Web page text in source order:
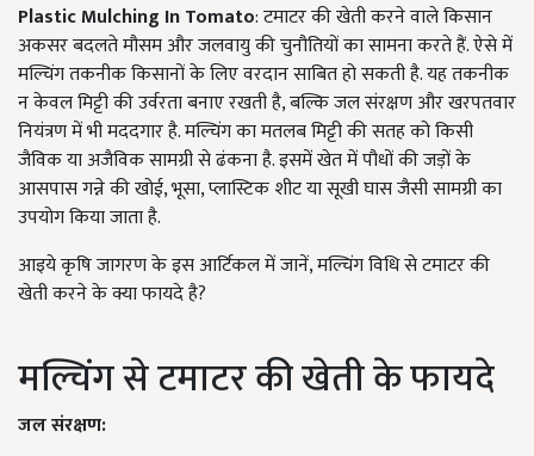
Plastic Mulching In Tomato: टमाटर की खेती करने वाले किसान
अकसर बदलते मौसम और जलवायु की चुनौतियों का सामना करते हैं. ऐसे में
मल्चिंग तकनीक किसानों के लिए वरदान साबित हो सकती है. यह तकनीक
न केवल मिट्टी की उर्वरता बनाए रखती है, बल्कि जल संरक्षण और खरपतवार
नियंत्रण में भी मददगार है. मल्चिंग का मतलब मिट्टी की सतह को किसी
जैविक या अजैविक सामग्री से ढंकना है. इसमें खेत में पौधों की जड़ों के
आसपास गन्ने की खोई, भूसा, प्लास्टिक शीट या सूखी घास जैसी सामग्री का
उपयोग किया जाता है.
आइये कृषि जागरण के इस आर्टिकल में जानें, मल्चिंग विधि से टमाटर की
खेती करने के क्या फायदे है?
मल्चिंग से टमाटर की खेती के फायदे
जल संरक्षण: